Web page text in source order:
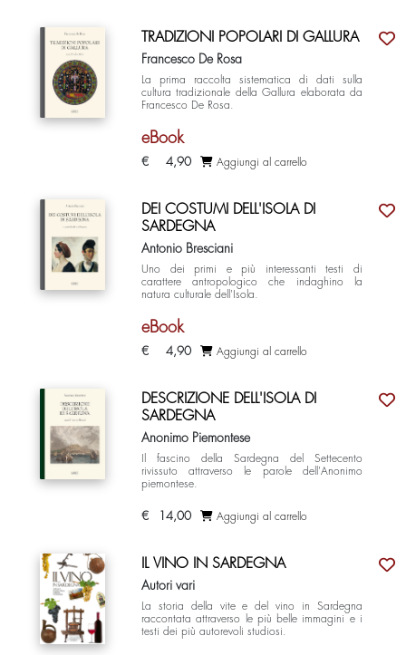
TRADIZIONI POPOLARI DI GALLURA
Francesco De Rosa
La prima raccolta sistematica di dati sulla
cultura tradizionale della Gallura elaborata da
Francesco De Rosa.
eBook
€ 4,90 Aggiungi al carrello
DEI COSTUMI DELL'ISOLA DI
SARDEGNA
Antonio Bresciani
Uno dei primi e più interessanti testi di
carattere antropologico che indaghino la
natura culturale dell'Isola.
eBook
€ 4,90 Aggiungi al carrello
DESCRIZIONE DELL'ISOLA DI
SARDEGNA
Anonimo Piemontese
Il fascino della Sardegna del Settecento
rivissuto attraverso le parole dell'Anonimo
piemontese.
€ 14,00 Aggiungi al carrello
IL VINO IN SARDEGNA
Autori vari
La storia della vite e del vino in Sardegna
raccontata attraverso le più belle immagini e i
testi dei più autorevoli studiosi.